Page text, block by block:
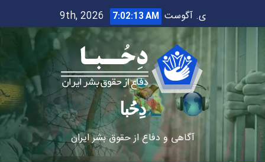
to
ی. آگوست 9th, 2026 7:02:14 AM
دِحُبا
آگاهی و دفاع از حقوق بشر ایران